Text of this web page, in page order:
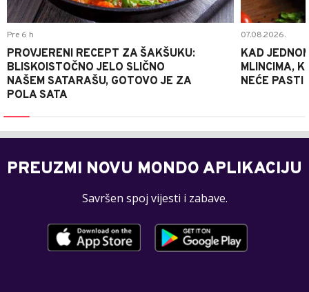
Pre 6 h
PROVJERENI RECEPT ZA ŠAKŠUKU:
BLISKOISTOČNO JELO SLIČNO
NAŠEM SATARAŠU, GOTOVO JE ZA
POLA SATA
07.08.2026.
KAD
MLINCIMA,
NEĆE PASTI
PREUZMI NOVU MONDO APLIKACIJU
Savršen spoj vijesti i zabave.